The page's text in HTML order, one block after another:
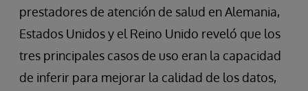
prestadores de atención de salud en Alemania,
Estados Unidos y el Reino Unido reveló que los
tres principales casos de uso eran la capacidad
de inferir para mejorar la calidad de los datos,